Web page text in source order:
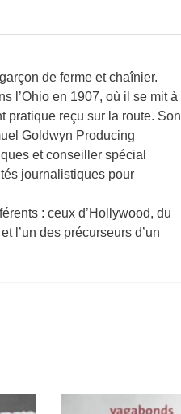
de ferme et chaînier.
l’Ohio en 1907, où il se mit à
pratique reçu sur la route. Son
Goldwyn Producing
et conseiller spécial
journalistiques pour
: ceux d’Hollywood, du
l’un des précurseurs d’un